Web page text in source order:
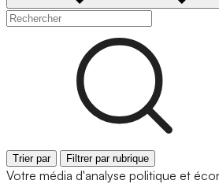
Trier par Filtrer par rubrique
Votre média d'analyse politique et